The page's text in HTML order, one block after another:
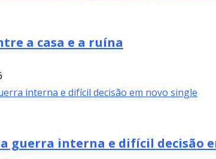
a casa e a ruína
guerra interna e difícil decisão